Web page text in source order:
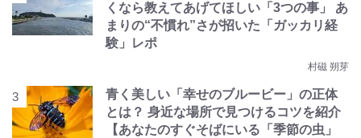
くなら教えてあげてほしい「3つの事」 あ
まりの“不慣れ”さが招いた「ガッカリ経
験」レポ
村磁 朔芽
青く美しい「幸せのブルービー」の正体
とは？ 身近な場所で見つけるコツを紹介
【あなたのすぐそばにいる「季節の虫」